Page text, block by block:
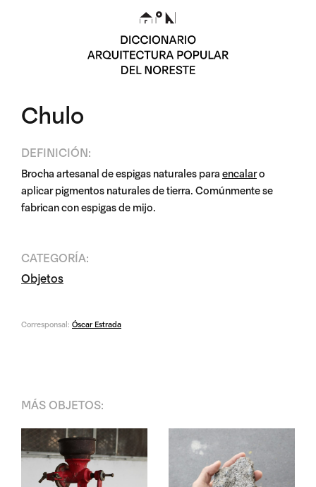
Chulo
DEFINICIÓN:
Brocha artesanal de espigas naturales para encalaro
aplicar pigmentos naturales de tierra. Comúnmente se
fabrican con espigas de mijo.
CATEGORÍA:
Objetos
Corresponsal: Óscar Estrada
MÁSOBJETOS: